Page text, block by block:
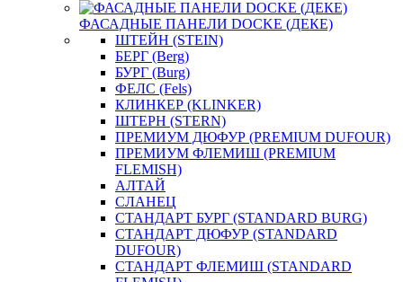
ФАСАДНЫЕ ПАНЕЛИ DOCKE (ДЕКЕ)
ШТЕЙН (STEIN)
БЕРГ (Berg)
БУРГ (Burg)
ФЕЛС (Fels)
КЛИНКЕР (KLINKER)
ШТЕРН (STERN)
ПРЕМИУМ ДЮФУР (PREMIUM DUFOUR)
ПРЕМИУМ ФЛЕМИШ (PREMIUM
FLEMISH)
АЛТАЙ
СЛАНЕЦ
СТАНДАРТ БУРГ (STANDARD BURG)
СТАНДАРТ ДЮФУР (STANDARD
DUFOUR)
СТАНДАРТ ФЛЕМИШ (STANDARD